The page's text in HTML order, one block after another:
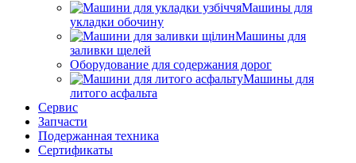
Машины для
укладки обочину
Машины для
заливки щелей
Оборудование для содержания дорог
Машины для
литого асфальта
Сервис
Запчасти
Подержанная техника
Сертификаты